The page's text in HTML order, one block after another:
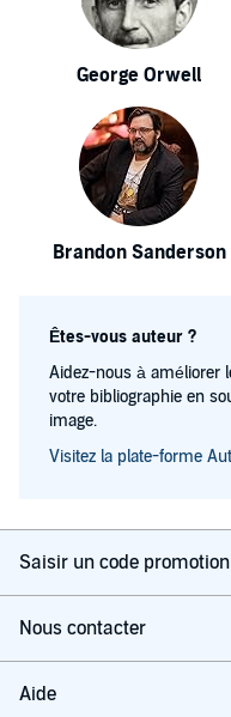
George Orwell
Brandon Sanderson
Êtes-vous auteur ?
Aidez-nous à améliorer
votre bibliographie en
image.
Visitez la plate-forme
Saisir un code
Nous contacter
Aide